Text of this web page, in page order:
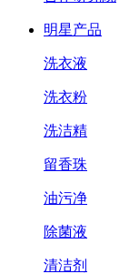
明星产品
洗衣液
洗衣粉
洗洁精
留香珠
油污净
除菌液
清洁剂